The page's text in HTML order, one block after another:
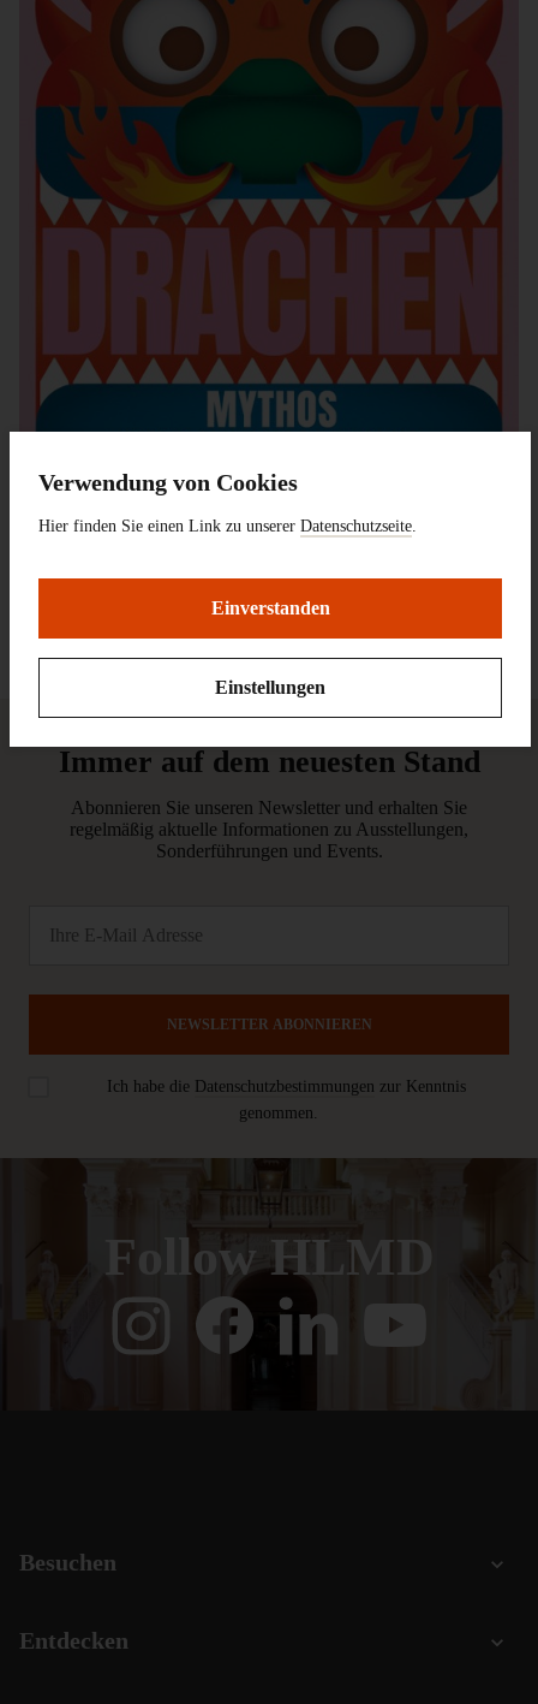
Immer auf dem neuesten Stand
Abonnieren Sie unseren Newsletter und erhalten Sie
regelmäßig aktuelle Informationen zu Ausstellungen,
Sonderführungen und Events.
Ich habe die Datenschutzbestimmungen zur Kenntnis
genommen.
NEWSLETTER ABONNIEREN
Follow HLMD
Besuchen
Entdecken
Verwendung von Cookies
Hier finden Sie einen Link zu unserer Datenschutzseite
Einverstanden
Einstellungen